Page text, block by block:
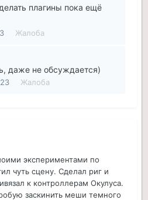
плагины пока ещё
Жалоба
даже не обсуждается)
Жалоба
экспериментами по
чуть сцену. Сделал риг и
к контроллерам Окулуса.
заскинить меши темного